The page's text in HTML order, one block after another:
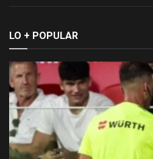
LO + POPULAR